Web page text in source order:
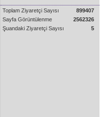
Toplam Ziyaretçi Sayısı
899407
Sayfa Görüntülenme
2562326
Şuandaki Ziyaretçi Sayısı
5